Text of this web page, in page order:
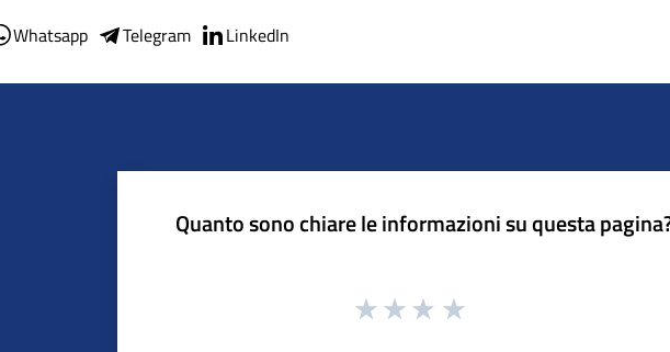
Whatsapp Telegram LinkedIn
Quanto sono chiare le informazioni su questa